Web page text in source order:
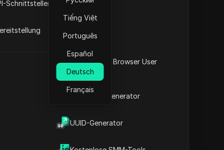
Was ist mein Browser User
Agent
2FA-Code-Generator
UUID-Generator
Schnittstellen
Tiếng Việt
Português
Español
Deutsch
Français
Inhaltsübersicht